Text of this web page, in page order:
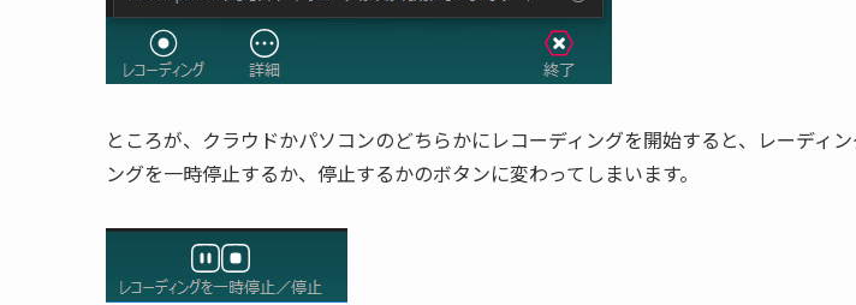
ところが、クラウドかパソコンのどちらかにレコーディングを開始すると、レーディ
ングを一時停止するか、停止するかのボタンに変わってしまいます。